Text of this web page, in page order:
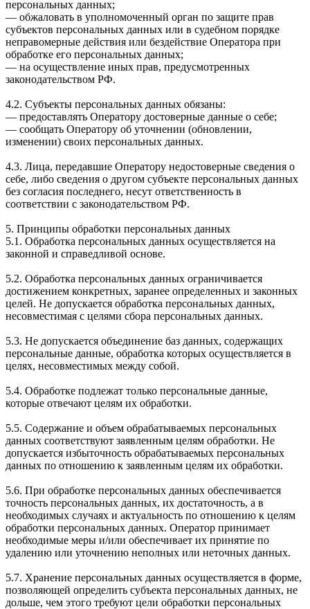
персональных данных;
— обжаловать в уполномоченный орган по защите прав
субъектов персональных данных или в судебном порядке
неправомерные действия или бездействие Оператора при
обработке его персональных данных;
— на осуществление иных прав, предусмотренных
законодательством РФ.
4.2. Субъекты персональных данных обязаны:
— предоставлять Оператору достоверные данные о себе;
— сообщать Оператору об уточнении (обновлении,
изменении) своих персональных данных.
4.3. Лица, передавшие Оператору недостоверные сведения о
себе, либо сведения о другом субъекте персональных данных
без согласия последнего, несут ответственность в
соответствии с законодательством РФ.
5. Принципы обработки персональных данных
5.1. Обработка персональных данных осуществляется на
законной и справедливой основе.
5.2. Обработка персональных данных ограничивается
достижением конкретных, заранее определенных и законных
целей. Не допускается обработка персональных данных,
несовместимая с целями сбора персональных данных.
5.3. Не допускается объединение баз данных, содержащих
персональные данные, обработка которых осуществляется в
целях, несовместимых между собой.
5.4. Обработке подлежат только персональные данные,
которые отвечают целям их обработки.
5.5. Содержание и объем обрабатываемых персональных
данных соответствуют заявленным целям обработки. Не
допускается избыточность обрабатываемых персональных
данных по отношению к заявленным целям их обработки.
5.6. При обработке персональных данных обеспечивается
точность персональных данных, их достаточность, а в
необходимых случаях и актуальность по отношению к целям
обработки персональных данных. Оператор принимает
необходимые меры и/или обеспечивает их принятие по
удалению или уточнению неполных или неточных данных.
5.7. Хранение персональных данных осуществляется в форме,
позволяющей определить субъекта персональных данных, не
дольше, чем этого требуют цели обработки персональных